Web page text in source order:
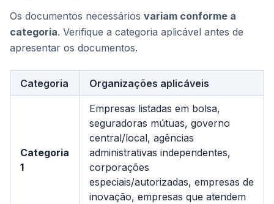
Os documentos necessários variam conforme a
categoria. Verifique a categoria aplicável antes de
apresentar os documentos.
Categoria Organizações aplicáveis
Categoria
1
Empresas listadas em bolsa,
seguradoras mútuas, governo
central/local, agências
administrativas independentes,
corporações
especiais/autorizadas, empresas de
inovação, empresas que atendem